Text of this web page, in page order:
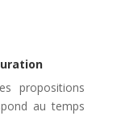
propositions
au temps